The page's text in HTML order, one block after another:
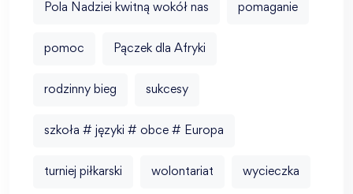
Pola Nadziei kwitną wokół nas pomaganie
pomoc Pączek dla Afryki
rodzinny bieg sukcesy
szkoła # języki # obce # Europa
turniej piłkarski wolontariat wycieczka